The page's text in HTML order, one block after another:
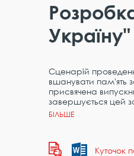
Україну"
Сценарій
вшанувати пам'ять
присвячена
завершується цей
Куточок